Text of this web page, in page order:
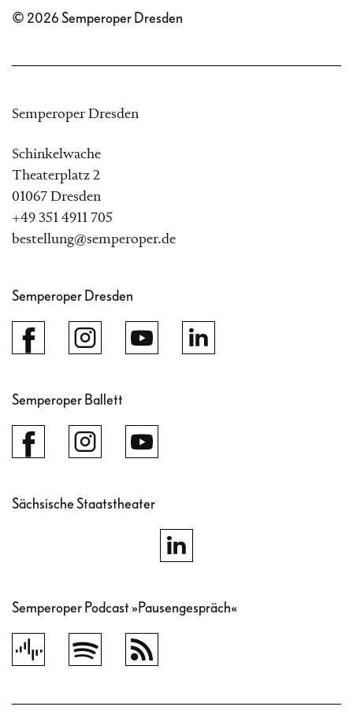
© 2026 Semperoper Dresden
Semperoper Dresden
Schinkelwache
Theaterplatz 2
01067 Dresden
+49 351 4911 705
bestellung@semperoper.de
Semperoper Dresden
Semperoper Ballett
Sächsische Staatstheater
Semperoper Podcast »Pausengespräch«